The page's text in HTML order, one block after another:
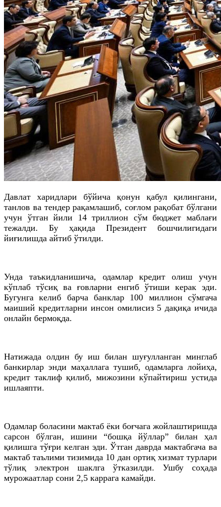
Давлат харидлари бўйича қонун қабул қилингани,
танлов ва тендер рақамлашиб, соғлом рақобат бўлгани
учун ўтган йили 14 триллион сўм бюджет маблағи
тежалди. Бу ҳақида Президент бошчилигидаги
йиғилишда айтиб ўтилди.
Унда таъкидланишича, одамлар кредит олиш учун
кўплаб тўсиқ ва ғовларни енгиб ўтиши керак эди.
Бугунга келиб барча банклар 100 миллион сўмгача
маиший кредитларни инсон омилисиз 5 дақиқа ичида
онлайн бермоқда.
Натижада олдин бу иш билан шуғулланган минглаб
банкирлар энди маҳаллага тушиб, одамларга лойиҳа,
кредит таклиф қилиб, мижозини кўпайтириш устида
ишлаяпти.
Одамлар боласини мактаб ёки боғчага жойлаштиришда
сарсон бўлган, ишини “бошқа йўллар” билан ҳал
қилишга тўғри келган эди. Ўтган даврда мактабгача ва
мактаб таълими тизимида 10 дан ортиқ хизмат турлари
тўлиқ электрон шаклга ўтказилди. Ушбу соҳада
мурожаатлар сони 2,5 каррага камайди.